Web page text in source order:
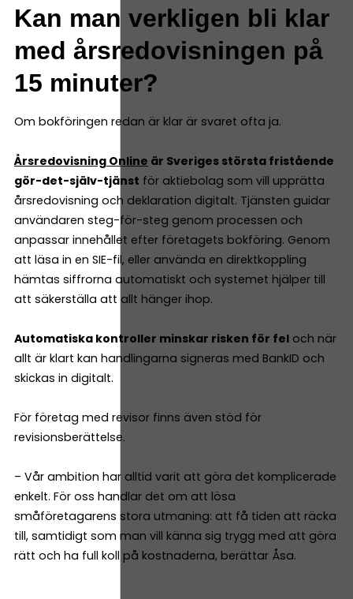
Kan man verkligen bli klar
med årsredovisningen på
15 minuter?
Om bokföringen redan är klar är svaret ofta ja.
Årsredovisning Online är Sveriges största fristående
gör-det-själv-tjänst för aktiebolag som vill upprätta
årsredovisning och deklaration digitalt. Tjänsten guidar
användaren steg-för-steg genom processen och
anpassar innehållet efter företagets bokföring. Genom
att läsa in en SIE-fil, eller använda en direktkoppling
hämtas siffrorna automatiskt och systemet hjälper till
att säkerställa att allt hänger ihop.
Automatiska kontroller minskar risken för fel och när
allt är klart kan handlingarna signeras med BankID och
skickas in digitalt.
För företag med revisor finns även stöd för
revisionsberättelse.
– Vår ambition har alltid varit att göra det komplicerade
enkelt. För oss handlar det om att lösa
småföretagarens stora utmaning: att få tiden att räcka
till, samtidigt som man vill känna sig trygg med att göra
rätt och ha full koll på kostnaderna, berättar Åsa.